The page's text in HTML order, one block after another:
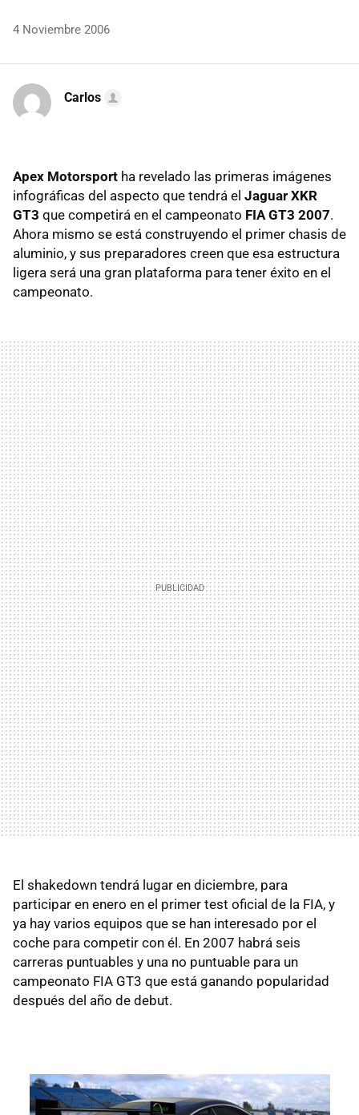
4 Noviembre 2006
Carlos
Apex Motorsport ha revelado las primeras imágenes
infográficas del aspecto que tendrá el Jaguar XKR
GT3 que competirá en el campeonato FIA GT3 2007.
Ahora mismo se está construyendo el primer chasis de
aluminio, y sus preparadores creen que esa estructura
ligera será una gran plataforma para tener éxito en el
campeonato.
El shakedown tendrá lugar en diciembre, para
participar en enero en el primer test oficial de la FIA, y
ya hay varios equipos que se han interesado por el
coche para competir con él. En 2007 habrá seis
carreras puntuables y una no puntuable para un
campeonato FIA GT3 que está ganando popularidad
después del año de debut.